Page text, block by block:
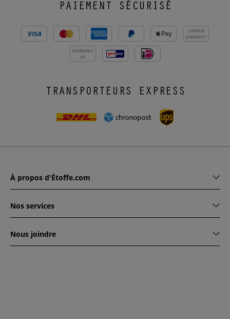
PAIEMENT SÉCURISÉ
CHÈQUE
VIREMENT
PAIEMENT
X3
TRANSPORTEURS EXPRESS
À propos d'Étoffe.com
Nos services
Nous joindre